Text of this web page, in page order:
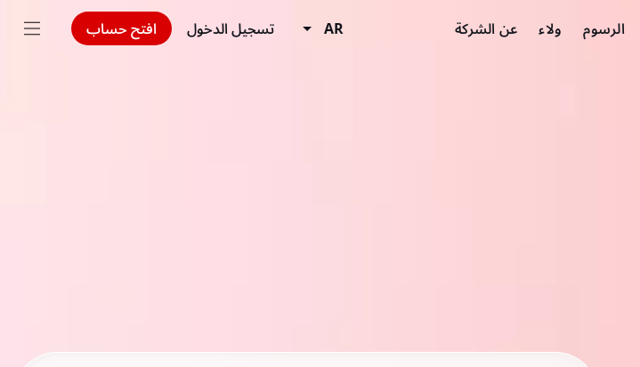
الرسوم ولاء عن الشركة AR تسجيل الدخول افتح حساب